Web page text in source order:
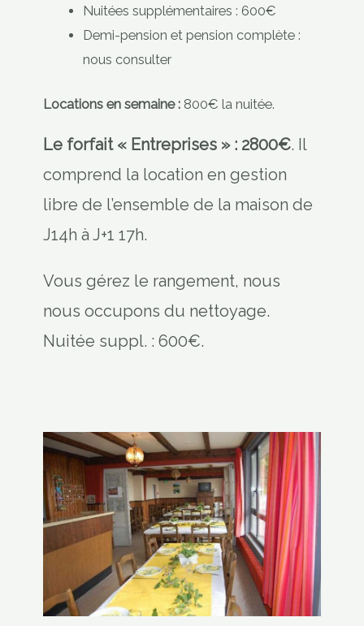
Nuitées supplémentaires : 600€
Demi-pension et pension complète :
nous consulter
Locations en semaine : 800€ la nuitée.
Le forfait « Entreprises » : 2800€. Il
comprend la location en gestion
libre de l’ensemble de la maison de
J14h à J+1 17h.
Vous gérez le rangement, nous
nous occupons du nettoyage.
Nuitée suppl. : 600€.